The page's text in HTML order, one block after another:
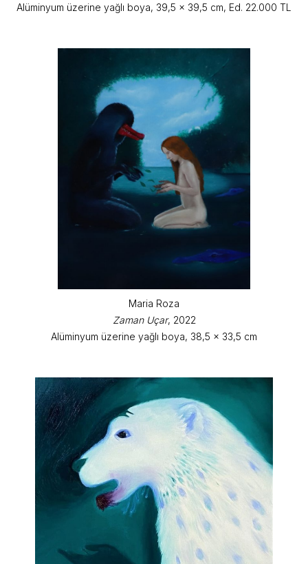
Alüminyum üzerine yağlı boya, 39,5 x 39,5 cm, Ed. 22.000 TL
Maria Roza
Zaman Uçar, 2022
Alüminyum üzerine yağlı boya, 38,5 x 33,5 cm